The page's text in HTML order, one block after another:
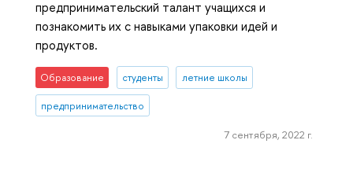
предпринимательский талант учащихся и
познакомить их с навыками упаковки идей и
продуктов.
Образование студенты летние школы
предпринимательство
7 сентября, 2022 г.